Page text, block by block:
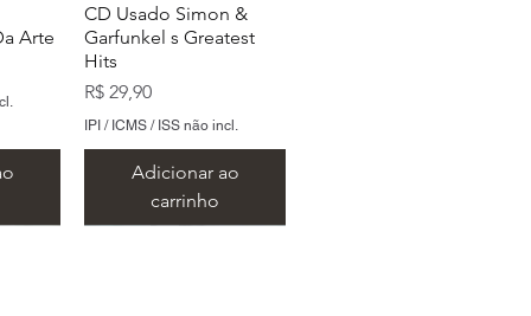
Arte
CD Usado Simon &
Garfunkel s Greatest
Hits
Preço
R$ 29,90
IPI / ICMS / ISS não incl.
Adicionar ao
carrinho